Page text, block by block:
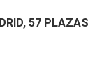
57 PLAZAS